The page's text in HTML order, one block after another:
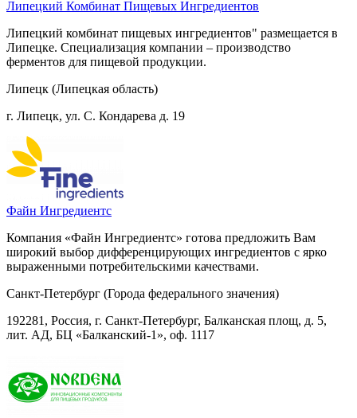
Липецкий Комбинат Пищевых Ингредиентов
Липецкий комбинат пищевых ингредиентов" размещается в
Липецке. Специализация компании – производство
ферментов для пищевой продукции.
Липецк (Липецкая область)
г. Липецк, ул. С. Кондарева д. 19
Файн Ингредиентс
Компания «Файн Ингредиентс» готова предложить Вам
широкий выбор дифференцирующих ингредиентов с ярко
выраженными потребительскими качествами.
Санкт-Петербург (Города федерального значения)
192281, Россия, г. Санкт-Петербург, Балканская площ, д. 5,
лит. АД, БЦ «Балканский-1», оф. 1117